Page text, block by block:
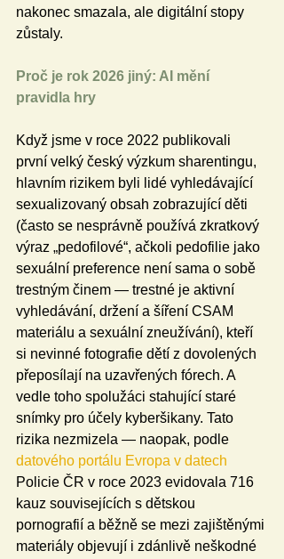
nakonec smazala, ale digitální stopy
zůstaly.
Proč je rok 2026 jiný: AI mění
pravidla hry
Když jsme v roce 2022 publikovali
první velký český výzkum sharentingu,
hlavním rizikem byli lidé vyhledávající
sexualizovaný obsah zobrazující děti
(často se nesprávně používá zkratkový
výraz „pedofilové“, ačkoli pedofilie jako
sexuální preference není sama o sobě
trestným činem — trestné je aktivní
vyhledávání, držení a šíření CSAM
materiálu a sexuální zneužívání), kteří
si nevinné fotografie dětí z dovolených
přeposílají na uzavřených fórech. A
vedle toho spolužáci stahující staré
snímky pro účely kyberšikany. Tato
rizika nezmizela — naopak, podle
datového portálu Evropa v datech
Policie ČR v roce 2023 evidovala 716
kauz souvisejících s dětskou
pornografií a běžně se mezi zajištěnými
materiály objevují i zdánlivě neškodné